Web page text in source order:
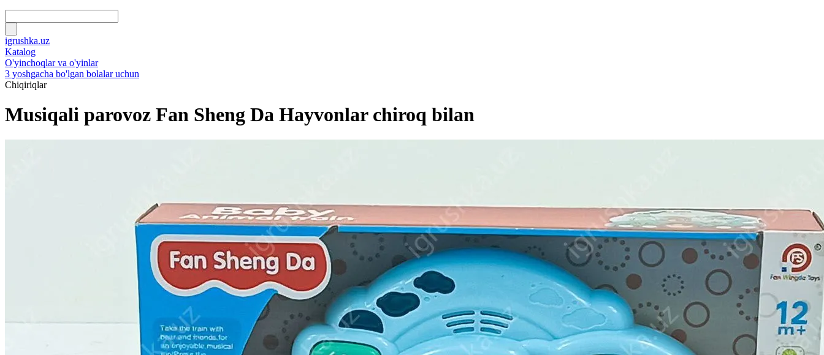
igrushka.uz
Katalog
O'yinchoqlar va o'yinlar
3 yoshgacha bo'lgan bolalar uchun
Chiqiriqlar
Musiqali parovoz Fan Sheng Da Hayvonlar chiroq bilan